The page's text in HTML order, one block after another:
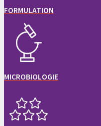
FORMULATION
MICROBIOLOGIE